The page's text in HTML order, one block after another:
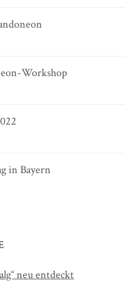
Workshop
in Bayern
neu entdeckt